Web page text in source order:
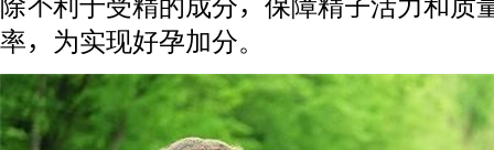
除不利于受精的成分，保障精子活力和质
率，为实现好孕加分。